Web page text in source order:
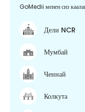
GoMedii менен сиз
Дели NCR
Мумбай
Ченнай
Колкута